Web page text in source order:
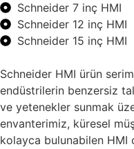
Schneider 7 inç HMI
Schneider 12 inç HMI
Schneider 15 inç HMI
Schneider HMI ürün
endüstrilerin benzersiz
ve yetenekler sunmak
envanterimiz, küresel
kolayca bulunabilen HMI